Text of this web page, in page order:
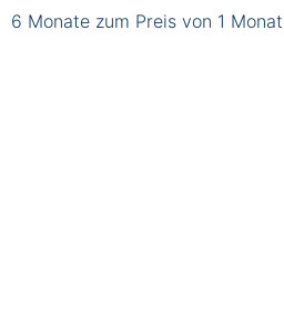
6 Monate zum Preis von 1 Monat